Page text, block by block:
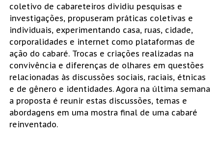
coletivo de cabareteiros dividiu pesquisas e
investigações, propuseram práticas coletivas e
individuais, experimentando casa, ruas, cidade,
corporalidades e internet como plataformas de
ação do cabaré. Trocas e criações realizadas na
convivência e diferenças de olhares em questões
relacionadas às discussões sociais, raciais, étnicas
e de gênero e identidades. Agora na última semana
a proposta é reunir estas discussões, temas e
abordagens em uma mostra final de uma cabaré
reinventado.